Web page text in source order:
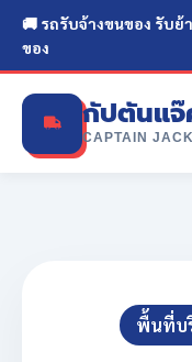
🚚 รถรับจ้างขนของ รับ
ของ
กัปตันแจ๊
CAPTAIN
พื้นที่บ